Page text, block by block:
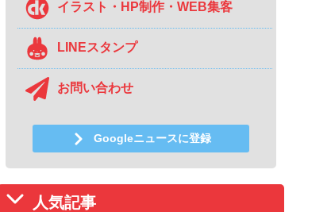
イラスト・HP制作・WEB集客
LINEスタンプ
お問い合わせ
Googleニュースに登録
人気記事